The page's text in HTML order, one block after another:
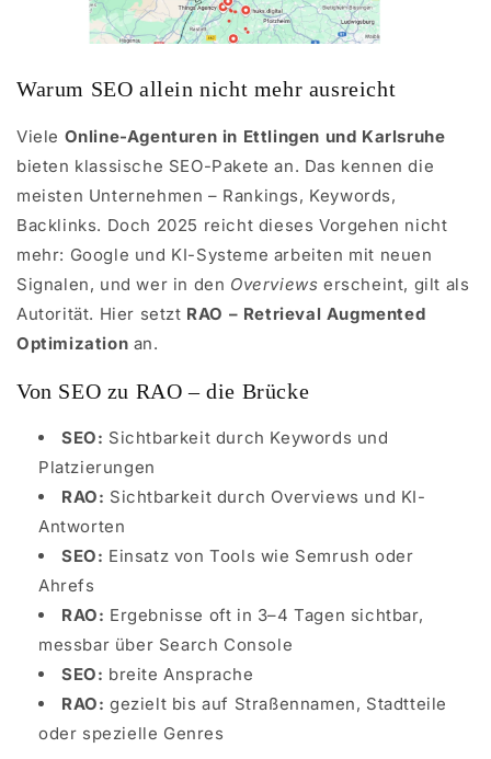
Warum SEO allein nicht mehr ausreicht
Viele Online-Agenturen in Ettlingen und Karlsruhe
bieten klassische SEO-Pakete an. Das kennen die
meisten Unternehmen – Rankings, Keywords,
Backlinks. Doch 2025 reicht dieses Vorgehen nicht
mehr: Google und KI-Systeme arbeiten mit neuen
Signalen, und wer in den Overviews erscheint, gilt als
Autorität. Hier setzt RAO – Retrieval Augmented
Optimization an.
Von SEO zu RAO – die Brücke
SEO: Sichtbarkeit durch Keywords und
Platzierungen
RAO: Sichtbarkeit durch Overviews und KI-
Antworten
SEO: Einsatz von Tools wie Semrush oder
Ahrefs
RAO: Ergebnisse oft in 3–4 Tagen sichtbar,
messbar über Search Console
SEO: breite Ansprache
RAO: gezielt bis auf Straßennamen, Stadtteile
oder spezielle Genres